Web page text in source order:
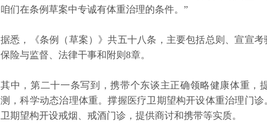
咱们在条例草案中专诚有体重治理的条件。”
据悉，《条例（草案）》共五十八条，主要包括总则、宣宣考
保险与监督、法律干事和附则8章。
其中，第二十一条写到，携带个东谈主正确领略健康体重，
测，科学动态治理体重。撑握医疗卫期望构开设体重治理门
卫期望构开设戒烟、戒酒门诊，提供商讨和携带等实质。